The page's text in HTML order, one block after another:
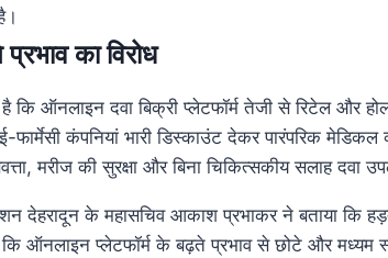
का विरोध
है कि ऑनलाइन दवा बिक्री प्लेटफॉर्म तेजी से रिटेल और
कंपनियां भारी डिस्काउंट देकर पारंपरिक
मरीज की सुरक्षा और बिना चिकित्सकीय सलाह
देहरादून के महासचिव आकाश प्रभाकर ने बताया कि
कि ऑनलाइन प्लेटफॉर्म के बढ़ते प्रभाव से छोटे और मध्यम